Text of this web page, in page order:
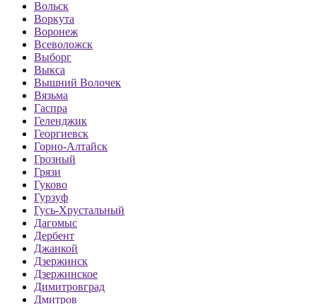
Вольск
Воркута
Воронеж
Всеволожск
Выборг
Выкса
Вышний Волочек
Вязьма
Гаспра
Геленджик
Георгиевск
Горно-Алтайск
Грозный
Грязи
Гуково
Гурзуф
Гусь-Хрустальный
Дагомыс
Дербент
Джанкой
Дзержинск
Дзержинское
Димитровград
Дмитров